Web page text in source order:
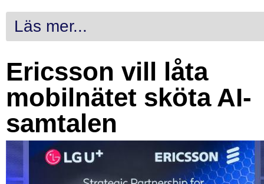
Läs mer...
Ericsson vill låta
mobilnätet sköta AI-
samtalen